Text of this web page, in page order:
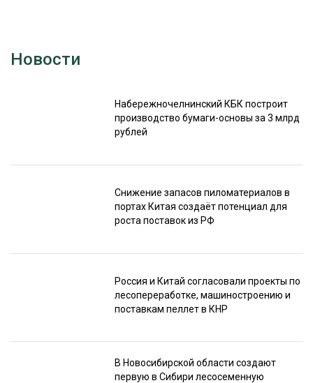
Новости
Набережночелнинский КБК построит
производство бумаги-основы за 3 млрд
рублей
Снижение запасов пиломатериалов в
портах Китая создаёт потенциал для
роста поставок из РФ
Россия и Китай согласовали проекты по
лесопереработке, машиностроению и
поставкам пеллет в КНР
В Новосибирской области создают
первую в Сибири лесосеменную